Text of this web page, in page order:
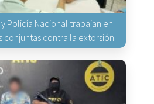
Policía Nacional trabajan en
conjuntas contra la extorsión